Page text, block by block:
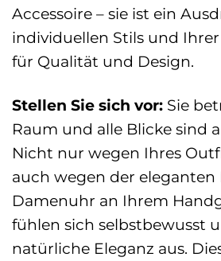
Accessoire – sie ist ein
individuellen Stils und
für Qualität und Design.
Stellen Sie sich vor: Sie
Raum und alle Blicke sind
Nicht nur wegen Ihres
auch wegen der eleganten
Damenuhr an Ihrem
fühlen sich selbstbewusst
natürliche Eleganz aus.